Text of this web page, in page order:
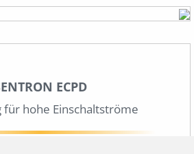
ECPD
für hohe Einschaltströme